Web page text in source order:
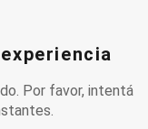
Por favor, intentá